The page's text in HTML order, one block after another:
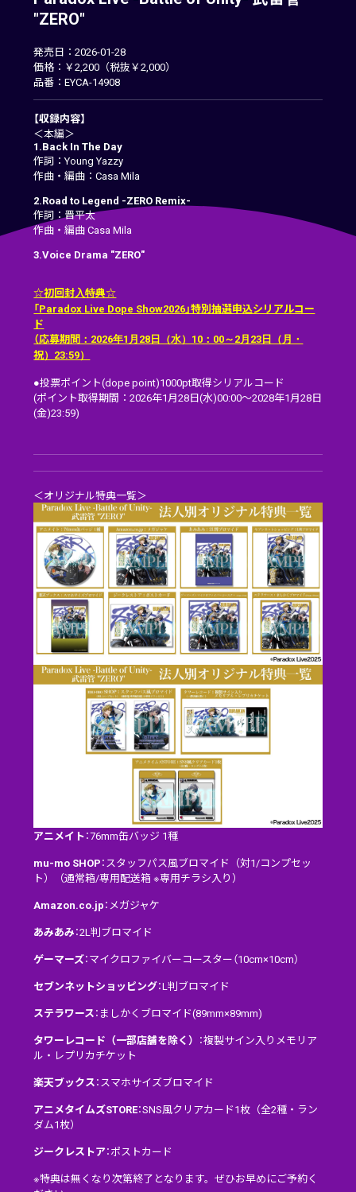
"ZERO"
発売日：2026-01-28
価格：￥2,200（税抜￥2,000）
品番：EYCA-14908
【収録内容】
＜本編＞
1.Back In The Day
作詞：Young Yazzy
作曲・編曲：Casa Mila
2.Road to Legend -ZERO Remix-
作詞：晋平太
作曲・編曲 Casa Mila
3.Voice Drama "ZERO"
☆初回封入特典☆
「Paradox Live Dope Show2026」特別抽選申込シリアルコー
ド
（応募期間：2026年1月28日（水）10：00～2月23日（月・
祝）23:59）
●投票ポイント(dope point)1000pt取得シリアルコード
(ポイント取得期間：2026年1月28日(水)00:00～2028年1月28日
(金)23:59)
＜オリジナル特典一覧＞
アニメイト ：76mm缶バッジ 1種
mu-mo SHOP ：スタッフパス風ブロマイド（対1/コンプセッ
ト）（通常箱/専用配送箱 ※専用チラシ入り）
Amazon.co.jp ：メガジャケ
あみあみ ：2L判ブロマイド
ゲーマーズ：マイクロファイバーコースター（10cm×10cm）
セブンネットショッピング：L判ブロマイド
ステラワース ：ましかくブロマイド(89mm×89mm)
タワーレコード（一部店舗を除く）
：複製サイン入りメモリア
ル・レプリカチケット
楽天ブックス ：スマホサイズブロマイド
アニメタイムズSTORE：SNS風クリアカード1枚（全2種・ラン
ダム1枚）
ジークレストア：ポストカード
※特典は無くなり次第終了となります。ぜひお早めにご予約く